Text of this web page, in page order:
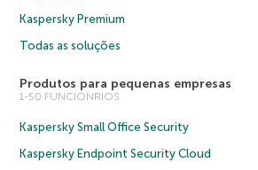
Kaspersky Premium
Todas as soluções
Produtos para pequenas empresas
1-50 FUNCIONRIOS
Kaspersky Small Office Security
Kaspersky Endpoint Security Cloud